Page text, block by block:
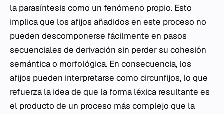
la parasíntesis como un fenómeno propio. Esto
implica que los afijos añadidos en este proceso no
pueden descomponerse fácilmente en pasos
secuenciales de derivación sin perder su cohesión
semántica o morfológica. En consecuencia, los
afijos pueden interpretarse como circunfijos, lo que
refuerza la idea de que la forma léxica resultante es
el producto de un proceso más complejo que la